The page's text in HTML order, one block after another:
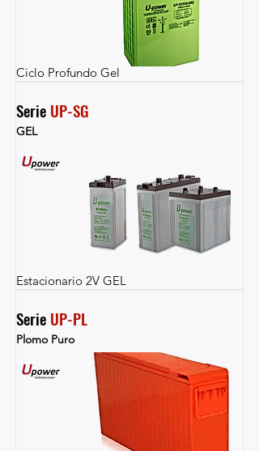
Ciclo Profundo Gel
Serie UP-SG
GEL
Estacionario 2V GEL
Serie UP-PL
Plomo Puro